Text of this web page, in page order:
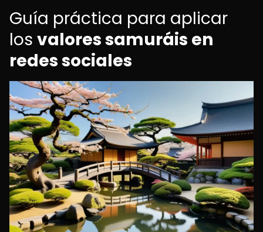
Guía práctica para aplicar
los valores samuráis en
redes sociales